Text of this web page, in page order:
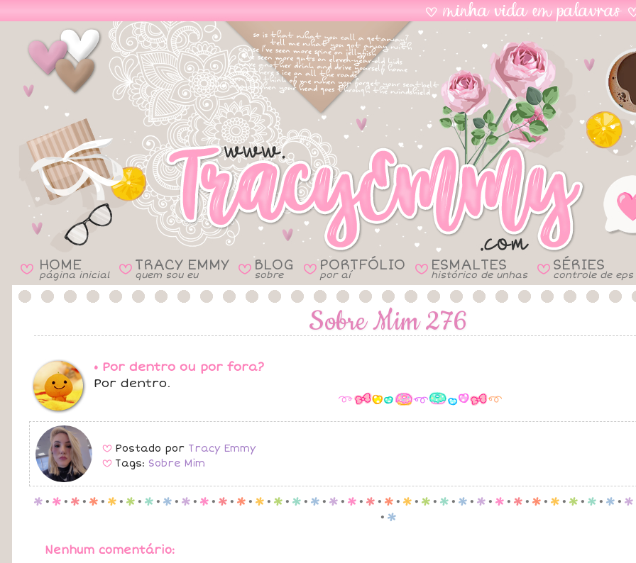
B HOME
página inicial B TRACY EMMY
quem sou eu B BLOG
sobre B PORTFÓLIO
por aí B ESMALTES
histórico de unhas B SÉRIES
controle de eps
Sobre Mim 276
• Por dentro ou por fora?
Por dentro.
B Postado por Tracy Emmy
B Tags: Sobre Mim
p . p . p . p . p . p . p . p . p . p . p . p . p . p . p . p . p . p . p . p . p . p . p . p . p . p . p . p . p . p . p . p . p
. p
Nenhum comentário: